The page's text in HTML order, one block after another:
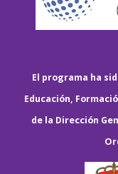
El programa ha
Educación,
de la Dirección